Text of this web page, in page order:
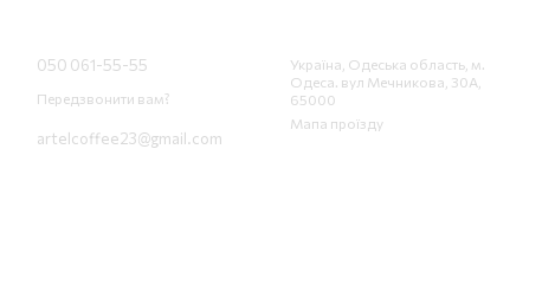
050 061-55-55
Передзвонити вам?
artelcoffee23@gmail.com
Україна, Одеська область, м.
Одеса. вул Мечникова, 30А,
65000
Мапа проїзду